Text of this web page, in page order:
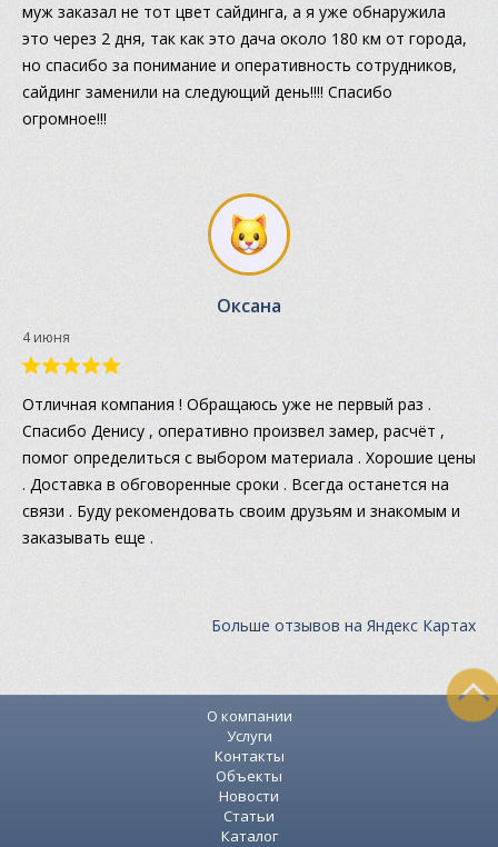
муж заказал не тот цвет сайдинга, а я уже обнаружила
это через 2 дня, так как это дача около 180 км от города,
но спасибо за понимание и оперативность сотрудников,
сайдинг заменили на следующий день!!!! Спасибо
огромное!!!
Оксана
4 июня
Отличная компания ! Обращаюсь уже не первый раз .
Спасибо Денису , оперативно произвел замер, расчёт ,
помог определиться с выбором материала . Хорошие цены
. Доставка в обговоренные сроки . Всегда останется на
связи . Буду рекомендовать своим друзьям и знакомым и
заказывать еще .
Больше отзывов на Яндекс Картах
О компании
Услуги
Контакты
Объекты
Новости
Статьи
Каталог